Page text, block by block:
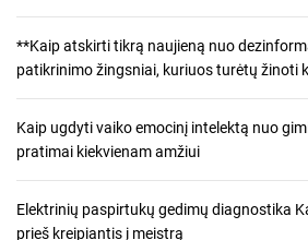
**Kaip atskirti tikrą naujieną nuo
patikrinimo žingsniai, kuriuos turėtų žinoti
Kaip ugdyti vaiko emocinį intelektą nuo
pratimai kiekvienam amžiui
Elektrinių paspirtukų gedimų diagnostika
prieš kreipiantis į meistrą